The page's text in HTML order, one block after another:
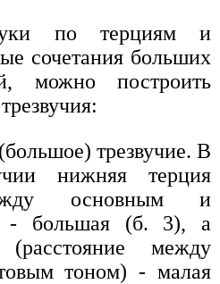
по терциям и
сочетания больших
можно построить
трезвучие. В
нижняя терция
основным и
- большая (б. 3), а
между
тоном) - малая